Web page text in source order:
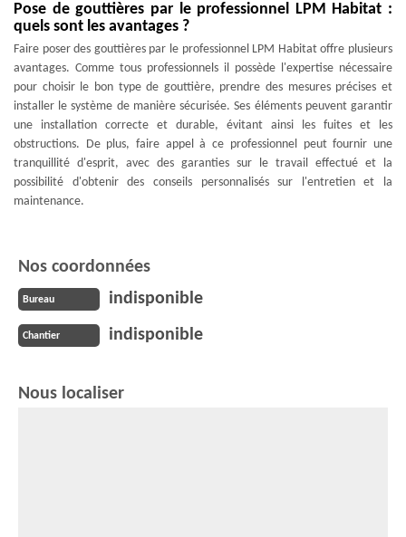
Pose de gouttières par le professionnel LPM Habitat :
quels sont les avantages ?
Faire poser des gouttières par le professionnel LPM Habitat offre plusieurs
avantages. Comme tous professionnels il possède l'expertise nécessaire
pour choisir le bon type de gouttière, prendre des mesures précises et
installer le système de manière sécurisée. Ses éléments peuvent garantir
une installation correcte et durable, évitant ainsi les fuites et les
obstructions. De plus, faire appel à ce professionnel peut fournir une
tranquillité d'esprit, avec des garanties sur le travail effectué et la
possibilité d'obtenir des conseils personnalisés sur l'entretien et la
maintenance.
Nos coordonnées
Bureau indisponible
Chantier indisponible
Nous localiser